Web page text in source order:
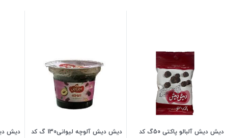
دیش دیش آلبالو پاکتی 50گ کد
دیش دیش آلوچه لیوانی130 گ کد
دیش دیش